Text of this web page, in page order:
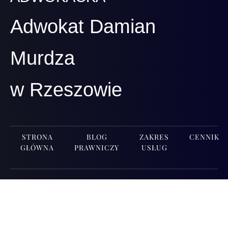
Adwokat Damian
Murdza
w Rzeszowie
STRONA
GŁÓWNA
BLOG
PRAWNICZY
ZAKRES
USŁUG
CENNIK